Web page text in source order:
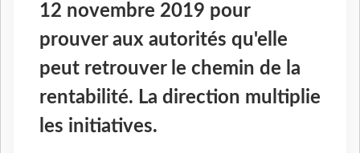
12 novembre 2019 pour
prouver aux autorités qu'elle
peut retrouver le chemin de la
rentabilité. La direction multiplie
les initiatives.